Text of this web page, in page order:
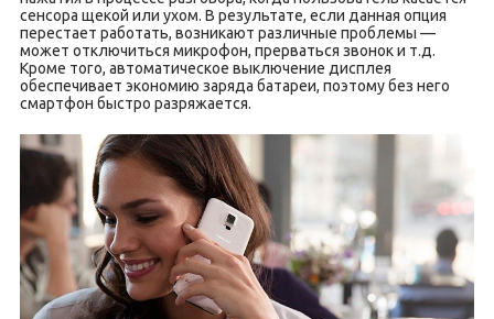
сенсора щекой или ухом. В результате, если данная опция
перестает работать, возникают различные проблемы —
может отключиться микрофон, прерваться звонок и т.д.
Кроме того, автоматическое выключение дисплея
обеспечивает экономию заряда батареи, поэтому без него
смартфон быстро разряжается.